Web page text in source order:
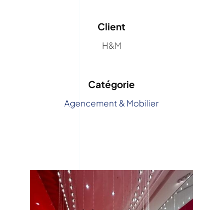
Client
H&M
Catégorie
Agencement & Mobilier